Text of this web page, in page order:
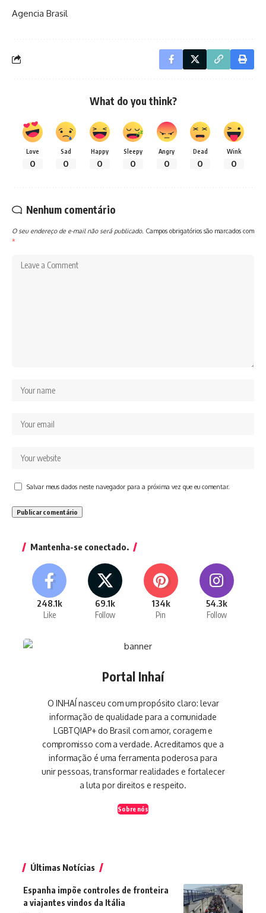
Agencia Brasil
What do you think?
Love
0
Sad
0
Happy
0
Sleepy
0
Angry
0
Dead
0
Wink
0
Nenhum comentário
O seu endereço de e-mail não será publicado. Campos obrigatórios são marcados com
*
Salvar meus dados neste navegador para a próxima vez que eu comentar.
Mantenha-se conectado.
248.1k
Like
69.1k
Follow
134k
Pin
54.3k
Follow
Portal Inhaí
O INHAÍ nasceu com um propósito claro: levar
informação de qualidade para a comunidade
LGBTQIAP+ do Brasil com amor, coragem e
compromisso com a verdade. Acreditamos que a
informação é uma ferramenta poderosa para
unir pessoas, transformar realidades e fortalecer
a luta por direitos e respeito.
Sobre nós
Últimas Notícias
Espanha impõe controles de fronteira
a viajantes vindos da Itália